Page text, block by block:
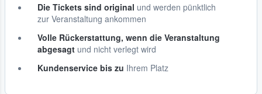
Die Tickets sind original und werden pünktlich
zur Veranstaltung ankommen
Volle Rückerstattung, wenn die Veranstaltung
abgesagt und nicht verlegt wird
Kundenservice bis zu Ihrem Platz